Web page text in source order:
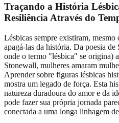
Traçando a História
Resiliência Através do
Lésbicas sempre existiram, mesmo
apagá-las da história. Da poesia
onde o termo "lésbica" se origina)
Stonewall, mulheres amaram
Aprender sobre figuras lésbicas
mostra um legado de força. Esta
natureza duradoura do amor e da
pode fazer sua própria jornada
conectada a uma longa linhagem